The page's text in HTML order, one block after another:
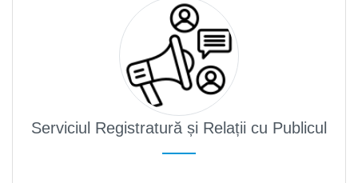
Serviciul Registratură și Relații cu Publicul